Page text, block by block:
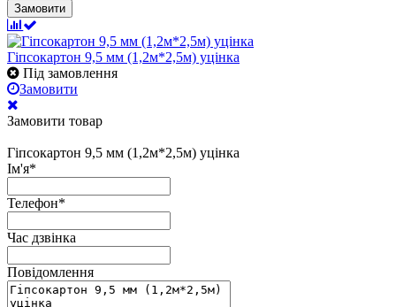
Замовити
Гіпсокартон 9,5 мм (1,2м*2,5м) уцінка
Під замовлення
Замовити
Замовити товар
Гіпсокартон 9,5 мм (1,2м*2,5м) уцінка
Ім'я*
Телефон*
Час дзвінка
Повідомлення